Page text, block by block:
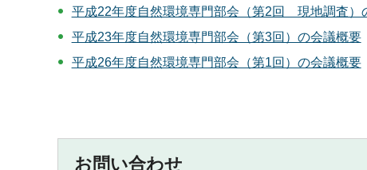
平成22年度自然環境専門部会（第2回 現地調査）
平成23年度自然環境専門部会（第3回）の会議概要
平成26年度自然環境専門部会（第1回）の会議概要
お問い合わせ